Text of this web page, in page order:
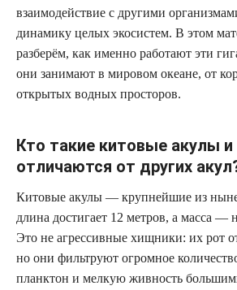
взаимодействие с другими
динамику целых экосистем. В этом
разберём, как именно работают эти
они занимают в мировом океане, от
открытых водных просторов.
Кто такие китовые акулы
отличаются от других
Китовые акулы — крупнейшие из
длина достигает 12 метров, а масса —
Это не агрессивные хищники: их рот
но они фильтруют огромное
планктон и мелкую живность